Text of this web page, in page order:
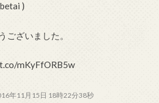
)
ございました。
mKyFfORB5w
年11月15日 18時22分38秒